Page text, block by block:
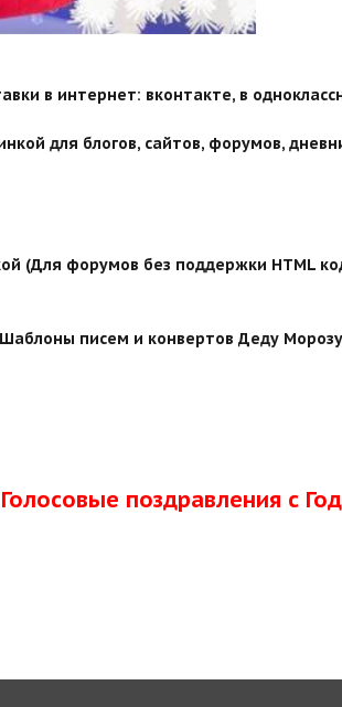
в интернет: вконтакте, в
для блогов, сайтов, форумов,
(Для форумов без поддержки HTML
писем и конвертов Деду
Голосовые поздравления с